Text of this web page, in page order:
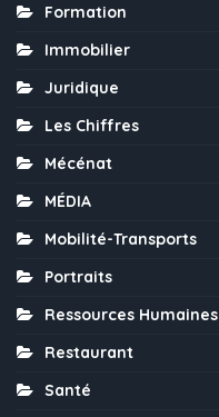
Formation
Immobilier
Juridique
Les Chiffres
Mécénat
MÉDIA
Mobilité-Transports
Portraits
Ressources Humaines
Restaurant
Santé